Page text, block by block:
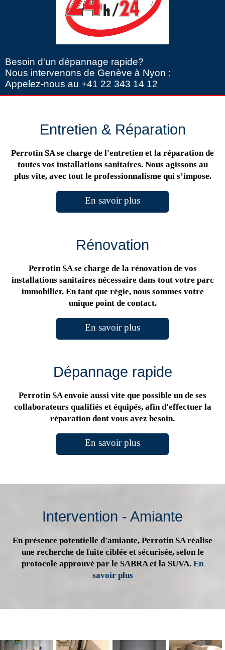
Besoin d'un dépannage rapide?
Nous intervenons de Genève à Nyon :
Appelez-nous au +41 22 343 14 12
Entretien & Réparation
Perrotin SA se charge de l'entretien et la réparation de
toutes vos installations sanitaires. Nous agissons au
plus vite, avec tout le professionnalisme qui s’impose.
En savoir plus
Rénovation
Perrotin SA se charge de la rénovation de vos
installations sanitaires nécessaire dans tout votre parc
immobilier. En tant que régie, nous sommes votre
unique point de contact.
En savoir plus
Dépannage rapide
Perrotin SA envoie aussi vite que possible un de ses
collaborateurs qualifiés et équipés, afin d'effectuer la
réparation dont vous avez besoin.
En savoir plus
Intervention - Amiante
En présence potentielle d'amiante, Perrotin SA réalise
une recherche de fuite ciblée et sécurisée, selon le
protocole approuvé par le SABRA et la SUVA. En
savoir plus